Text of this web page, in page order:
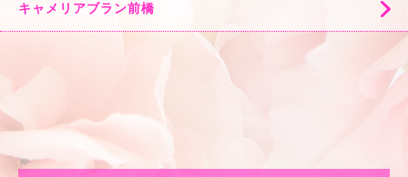
キャメリアブラン前橋